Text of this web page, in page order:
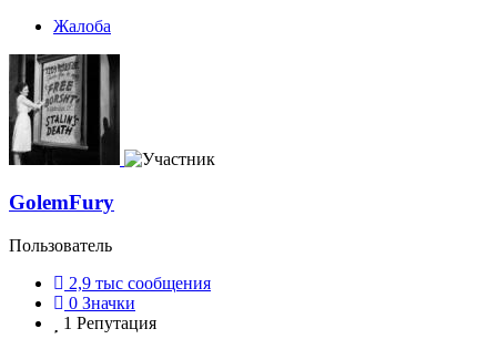
Жалоба
GolemFury
Пользователь
2,9 тыс сообщения
0 Значки
1 Репутация